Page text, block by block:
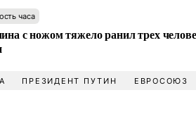
часа
с ножом тяжело ранил трех
ПРЕЗИДЕНТ ПУТИН ЕВРОСОЮЗ